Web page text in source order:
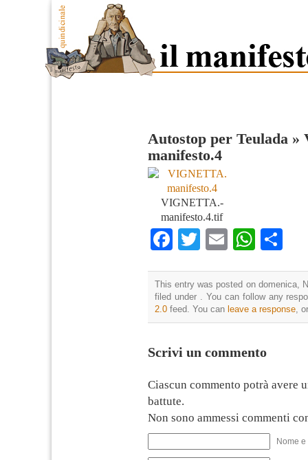
Autostop per Teulada »
manifesto.4
VIGNETTA.-
manifesto.4.tif
Facebook
TwitterEmail
This entry was posted on domenica,
filed under . You can follow any
2.0 feed. You can leave a response,
Scrivi un commento
Ciascun commento potrà avere
battute.
Non sono ammessi commenti
Nome